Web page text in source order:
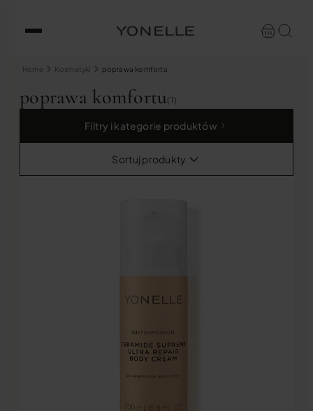
Home Kosmetyki poprawa komfortu
poprawa komfortu (1)
Filtry i kategorie produktów
Sortuj produkty